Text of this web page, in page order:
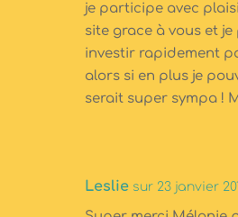
je participe avec
site grace à vous et je
investir rapidement
alors si en plus je
serait super sympa !
Leslie sur 23 janvier